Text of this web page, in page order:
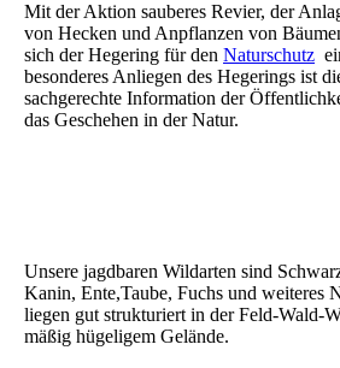
Mit der Aktion sauberes Revier, der
von Hecken und Anpflanzen von
sich der Hegering für den Naturschutz
besonderes Anliegen des Hegerings ist
sachgerechte Information der
das Geschehen in der Natur.
Unsere jagdbaren Wildarten sind
Kanin, Ente,Taube, Fuchs und weiteres
liegen gut strukturiert in der Feld-Wald-
mäßig hügeligem Gelände.